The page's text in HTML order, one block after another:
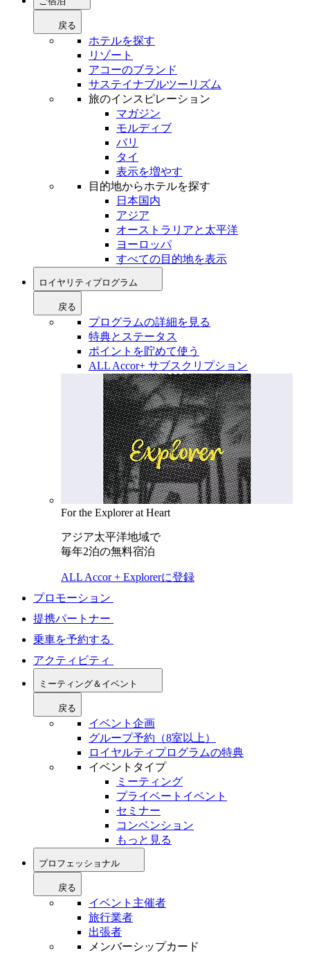
戻る
ホテルを探す
リゾート
アコーのブランド
サステイナブルツーリズム
旅のインスピレーション
マガジン
モルディブ
バリ
タイ
表示を増やす
目的地からホテルを探す
日本国内
アジア
オーストラリアと太平洋
ヨーロッパ
すべての目的地を表示
ロイヤリティプログラム
戻る
プログラムの詳細を見る
特典とステータス
ポイントを貯めて使う
ALL Accor+ サブスクリプション
For the Explorer at Heart
アジア太平洋地域で
毎年2泊の無料宿泊
ALL Accor + Explorerに登録
プロモーション
提携パートナー
乗車を予約する
アクティビティ
ミーティング＆イベント
戻る
イベント企画
グループ予約（8室以上）
ロイヤルティプログラムの特典
イベントタイプ
ミーティング
プライベートイベント
セミナー
コンベンション
もっと見る
プロフェッショナル
戻る
イベント主催者
旅行業者
出張者
メンバーシップカード